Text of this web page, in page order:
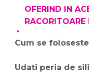
OFERIND IN
RACORITOARE
Cum se
Udati peria de